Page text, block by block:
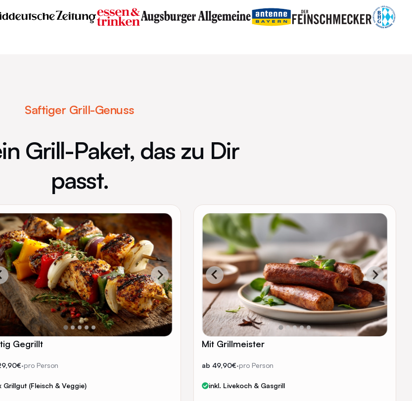
Saftiger Grill-Genuss
Grill-Paket, das zu Dir
passt.
Gegrillt
·pro Person
Grillgut (Fleisch & Veggie)
Mit Grillmeister
ab 49,90€·pro Person
inkl. Livekoch & Gasgrill